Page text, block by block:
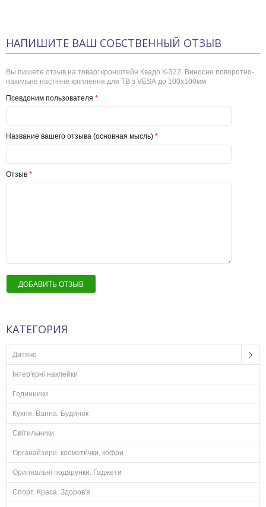
НАПИШИТЕ ВАШ СОБСТВЕННЫЙ ОТЗЫВ
Вы пишете отзыв на товар: кронштейн Квадо К-322. Виносне поворотно-
нахильне настінне кріплення для ТВ з VESA до 100х100мм
*
Псевдоним пользователя
*
Название вашего отзыва (основная мысль)
*
Отзыв
ДОБАВИТЬ ОТЗЫВ
КАТЕГОРИЯ
Дитяче
Інтер'єрні наклейки
Годинники
Кухня. Ванна. Будинок
Світильники
Органайзери, косметички, кофри
Оригінальні подарунки. Гаджети
Спорт. Краса. Здоров'я